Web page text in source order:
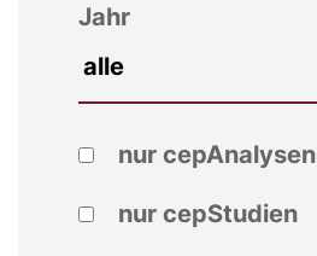
Jahr
nur cepAnalysen
nur cepStudien